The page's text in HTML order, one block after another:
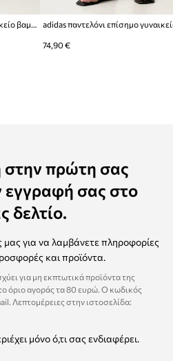
adidas παντελόνι επίσημο γυναικείο βαμβακερό
74,90 €
πρώτη σας
εγγραφή σας στο
δελτίο.
μας για να λαμβάνετε πληροφορίες
και προϊόντα.
για μη εκπτωτικά προϊόντα της
όριο αγοράς τα 80 ευρώ. Ο κωδικός
Λεπτομέρειες στην ιστοσελίδα:
μόνο ό,τι σας ενδιαφέρει.